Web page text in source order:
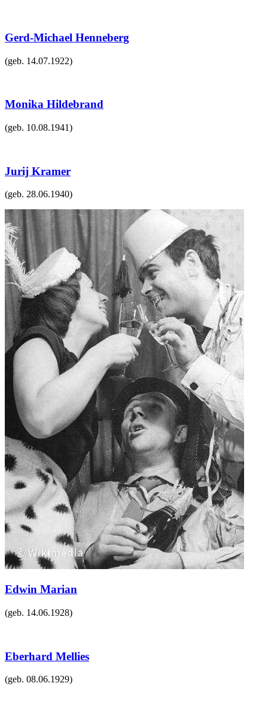
Gerd-Michael Henneberg
(geb. 14.07.1922)
Monika Hildebrand
(geb. 10.08.1941)
Jurij Kramer
(geb. 28.06.1940)
Edwin Marian
(geb. 14.06.1928)
Eberhard Mellies
(geb. 08.06.1929)